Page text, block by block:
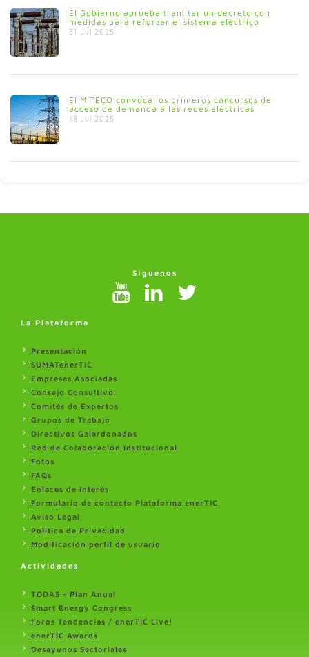
El Gobierno aprueba tramitar un decreto con
medidas para reforzar el sistema eléctrico
31 Jul 2025
El MITECO convoca los primeros concursos de
acceso de demanda a las redes eléctricas
18 Jul 2025
Síguenos
La Plataforma
Presentación
SUMATenerTIC
Empresas Asociadas
Consejo Consultivo
Comités de Expertos
Grupos de Trabajo
Directivos Galardonados
Red de Colaboración Institucional
Fotos
FAQs
Enlaces de Interés
Formulario de contacto Plataforma enerTIC
Aviso Legal
Politica de Privacidad
Modificación perfil de usuario
Actividades
TODAS - Plan Anual
Smart Energy Congress
Foros Tendencias / enerTIC Live!
enerTIC Awards
Desayunos Sectoriales